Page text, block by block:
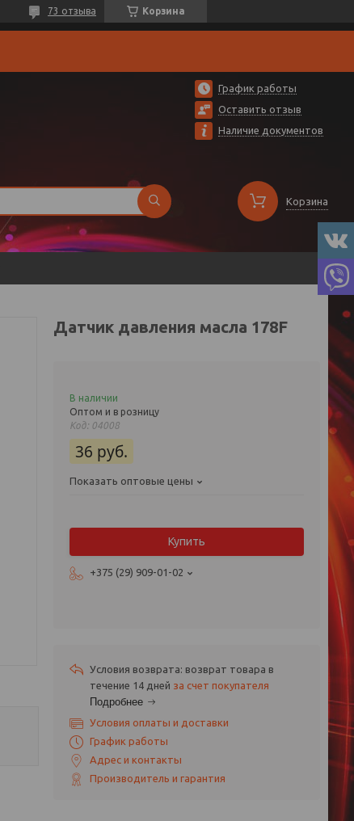
Корзина
73 отзыва
График работы
Оставить отзыв
Наличие документов
Корзина
Датчик давления масла 178F
В наличии
Оптом и в розницу
Код: 04008
36 руб.
Показать оптовые цены
Купить
+375 (29) 909-01-02
возврат товара в
течение 14 дней за счет покупателя
Подробнее
Условия оплаты и доставки
График работы
Адрес и контакты
Производитель и гарантия